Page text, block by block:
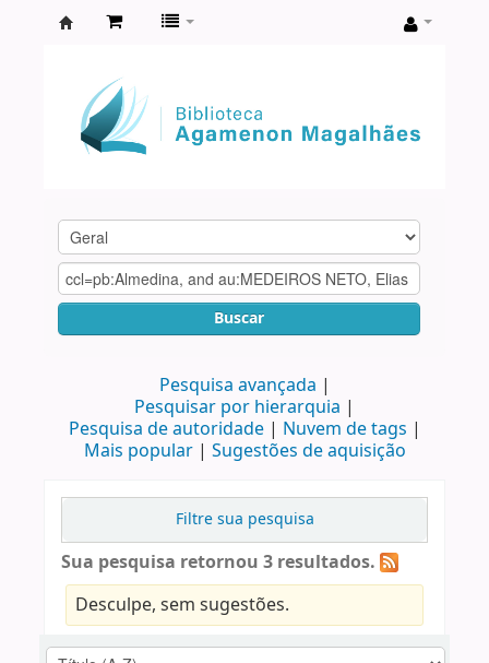
Agamenon
Magalhães
Buscar
Pesquisa avançada
Pesquisar por hierarquia
Pesquisa de autoridade
Nuvem de tags
Mais popular
Sugestões de aquisição
Filtre sua pesquisa
Sua pesquisa retornou 3 resultados.
Desculpe, sem sugestões.